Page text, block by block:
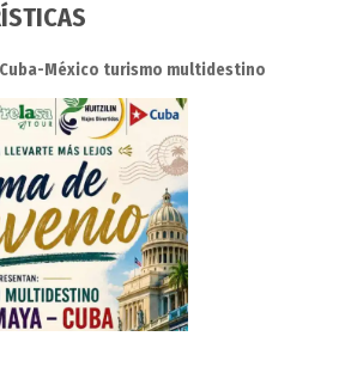
México turismo multidestino